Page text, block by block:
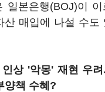
일본은행(BOJ)이
산 매입에 나설 수도
상 '악몽' 재현 우려
양책 수혜?